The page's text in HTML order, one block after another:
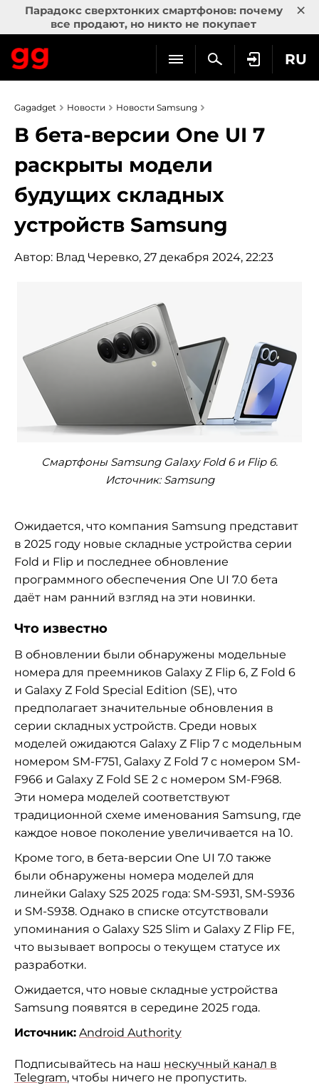
Парадокс сверхтонких смартфонов: почему
все продают, но никто не покупает
×
RU
Gagadget Новости Новости Samsung
В бета-версии One UI 7
раскрыты модели
будущих складных
устройств Samsung
Автор: Влад Черевко, 27 декабря 2024, 22:23
Смартфоны Samsung Galaxy Fold 6 и Flip 6.
Источник: Samsung
Ожидается, что компания Samsung представит
в 2025 году новые складные устройства серии
Fold и Flip и последнее обновление
программного обеспечения One UI 7.0 бета
даёт нам ранний взгляд на эти новинки.
Что известно
В обновлении были обнаружены модельные
номера для преемников Galaxy Z Flip 6, Z Fold 6
и Galaxy Z Fold Special Edition (SE), что
предполагает значительные обновления в
серии складных устройств. Среди новых
моделей ожидаются Galaxy Z Flip 7 с модельным
номером SM-F751, Galaxy Z Fold 7 с номером SM-
F966 и Galaxy Z Fold SE 2 с номером SM-F968.
Эти номера моделей соответствуют
традиционной схеме именования Samsung, где
каждое новое поколение увеличивается на 10.
Кроме того, в бета-версии One UI 7.0 также
были обнаружены номера моделей для
линейки Galaxy S25 2025 года: SM-S931, SM-S936
и SM-S938. Однако в списке отсутствовали
упоминания о Galaxy S25 Slim и Galaxy Z Flip FE,
что вызывает вопросы о текущем статусе их
разработки.
Ожидается, что новые складные устройства
Samsung появятся в середине 2025 года.
Источник: Android Authority
Подписывайтесь на наш нескучный канал в
Telegram, чтобы ничего не пропустить.